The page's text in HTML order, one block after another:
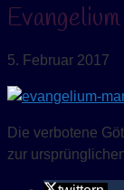
5. Februar 2017
Die verbotene
zur